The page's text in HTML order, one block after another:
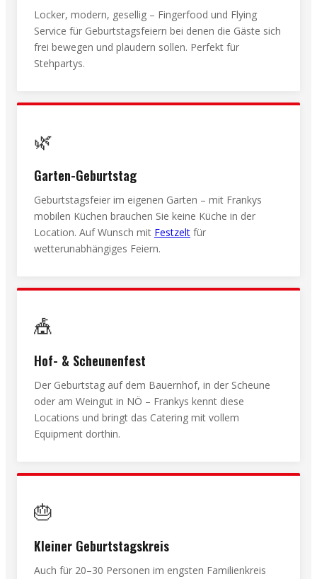
Locker, modern, gesellig – Fingerfood und Flying
Service für Geburtstagsfeiern bei denen die Gäste sich
frei bewegen und plaudern sollen. Perfekt für
Stehpartys.
🌿
Garten-Geburtstag
Geburtstagsfeier im eigenen Garten – mit Frankys
mobilen Küchen brauchen Sie keine Küche in der
Location. Auf Wunsch mit Festzelt für
wetterunabhängiges Feiern.
🎪
Hof- & Scheunenfest
Der Geburtstag auf dem Bauernhof, in der Scheune
oder am Weingut in NÖ – Frankys kennt diese
Locations und bringt das Catering mit vollem
Equipment dorthin.
🎂
Kleiner Geburtstagskreis
Auch für 20–30 Personen im engsten Familienkreis